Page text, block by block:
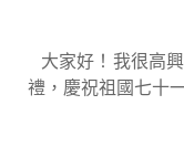
大家好！我很高
禮，慶祝祖國七十